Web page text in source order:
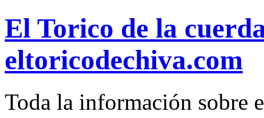
El Torico de la
eltoricodechiva.com
Toda la información sobre